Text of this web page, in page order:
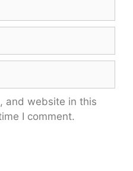
and website in this
I comment.